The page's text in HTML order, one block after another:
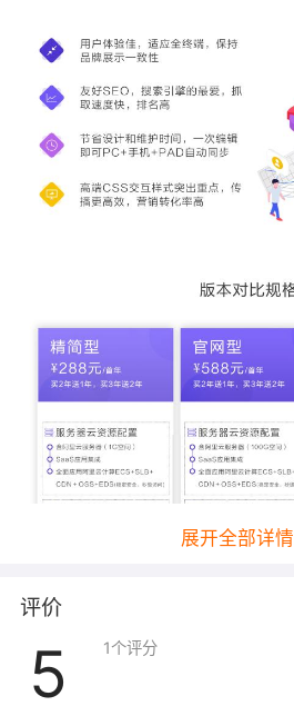
展开全部详情
评价
5 1个评分